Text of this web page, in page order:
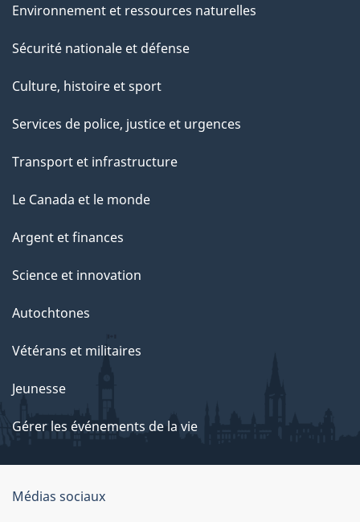
Environnement et ressources naturelles
Sécurité nationale et défense
Culture, histoire et sport
Services de police, justice et urgences
Transport et infrastructure
Le Canada et le monde
Argent et finances
Science et innovation
Autochtones
Vétérans et militaires
Jeunesse
Gérer les événements de la vie
Organisation
Médias sociaux